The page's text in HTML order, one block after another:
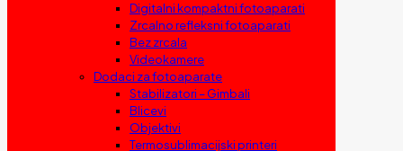
Digitalni kompaktni fotoaparati
Zrcalno refleksni fotoaparati
Bez zrcala
Videokamere
Dodaci za fotoaparate
Stabilizatori – Gimbali
Blicevi
Objektivi
Termosublimacijski printeri